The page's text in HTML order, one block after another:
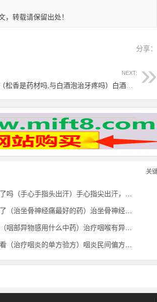
，转载请保留出处！
分享：
NEXT:
不看后悔（松香是药材吗,与白酒泡治牙疼吗）白酒和松香可以治牙齿痛吗，松香酒治牙痛不止，
关
手心手指头出汗）手心指尖出汗，治夏天手心出汗、暴皮、手指肚鼓胀偏方，
坐骨神经痛最好的药）治坐骨神经痛最好的中成药有哪些，治坐骨神经痛特效秘方，
异物感用什么中药）治疗咽喉有异物感最有效的中成药，治咽部有异物感验方，
治疗咽炎的单方验方）咽炎民间偏方奇效方，治咽炎民间验方，